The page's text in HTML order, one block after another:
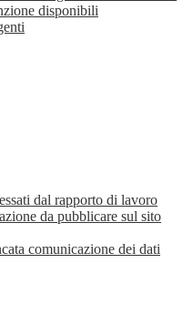
disponibili
dal rapporto di lavoro
da pubblicare sul sito
comunicazione dei dati